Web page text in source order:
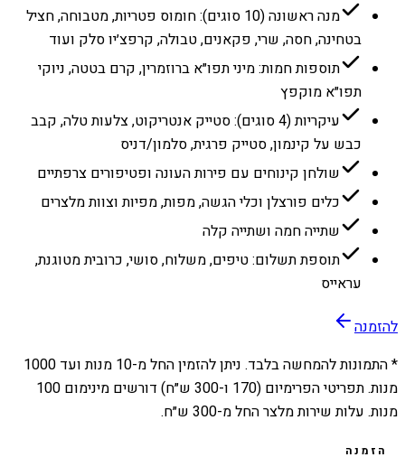
מנה ראשונה (10 סוגים): חומוס פטריות, מטבוחה, חציל
בטחינה, חסה, שרי, פקאנים, טבולה, קרפצ׳יו סלק ועוד
תוספות חמות: מיני תפו״א ברוזמרין, קרם בטטה, ניוקי
תפו״א מוקפץ
עיקריות (4 סוגים): סטייק אנטריקוט, צלעות טלה, קבב
כבש על קינמון, סטייק פרגית, סלמון/דניס
שולחן קינוחים עם פירות העונה ופטיפורים צרפתיים
כלים פורצלן וכלי הגשה, מפות, מפיות וצוות מלצרים
שתייה חמה ושתייה קלה
תוספת תשלום: טיפים, משלוח, סושי, כרובית מטוגנת,
עראייס
להזמנה
* התמונות להמחשה בלבד. ניתן להזמין החל מ-10 מנות ועד 1000
מנות. תפריטי הפרימיום (170 ו-300 ש״ח) דורשים מינימום 100
מנות. עלות שירות מלצר החל מ-300 ש״ח.
הזמנה